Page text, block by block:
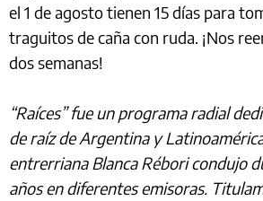
el 1 de agosto tienen 15 días para
traguitos de caña con ruda. ¡Nos
dos semanas!
“Raíces” fue un programa radial
de raíz de Argentina y
entrerriana Blanca Rébori condujo
años en diferentes emisoras.